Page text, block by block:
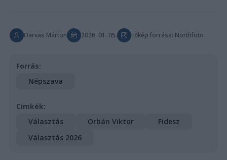
Darvas Márton 2026. 01. 05. Főkép forrása: Northfoto
Forrás:
Népszava
Címkék:
Választás
Orbán Viktor
Fidesz
Választás 2026